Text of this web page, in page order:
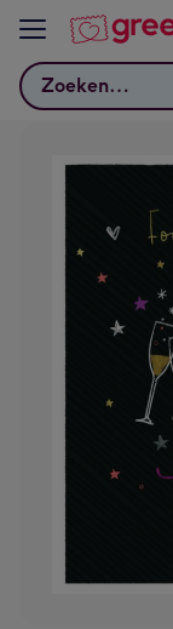
Bekijk meer
Zoeken